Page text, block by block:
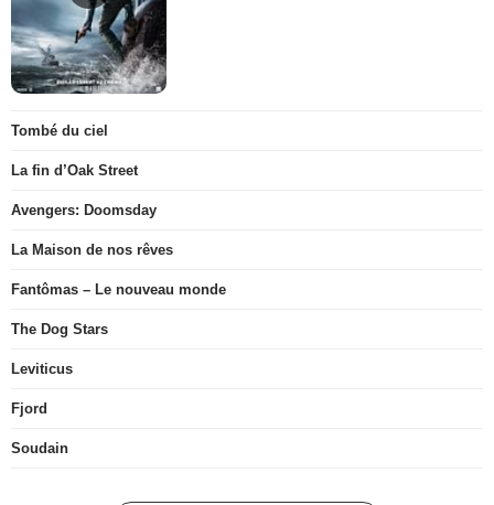
Tombé du ciel
La fin d’Oak Street
Avengers: Doomsday
La Maison de nos rêves
Fantômas – Le nouveau monde
The Dog Stars
Leviticus
Fjord
Soudain